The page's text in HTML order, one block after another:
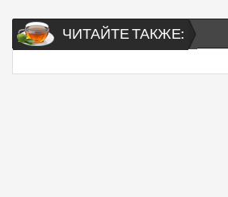
ЧИТАЙТЕ ТАКЖЕ: